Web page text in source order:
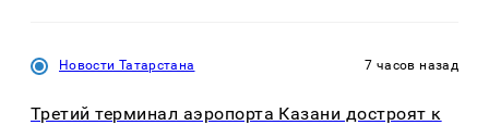
Новости Татарстана 7 часов назад
Третий терминал аэропорта Казани достроят к